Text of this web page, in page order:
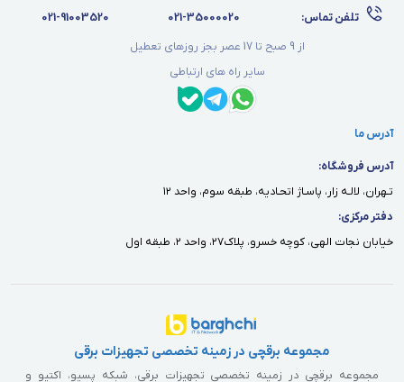
تلفن تماس:
021-35000020
021-91003520
از 9 صبح تا 17 عصر بجز روزهای تعطیل
سایر راه های ارتباطی
آدرس ما
آدرس فروشگاه:
تـهران، لالـه زار، پاسـاژ اتحـاديه، طبقه سوم، واحد ١٢
دفتر مركزى:
خيابان نجات الهى، كوچه خسرو، پلاك٢٧، واحد ٢، طبقه اول
مجموعه برقچی در زمینه تخصصی تجهیزات برقی
مجموعه برقچی در زمینه تخصصی تجهیزات برقی، شبکه پسیو، اکتیو و